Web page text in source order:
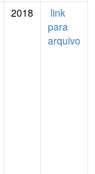
2018
link
para
arquivo